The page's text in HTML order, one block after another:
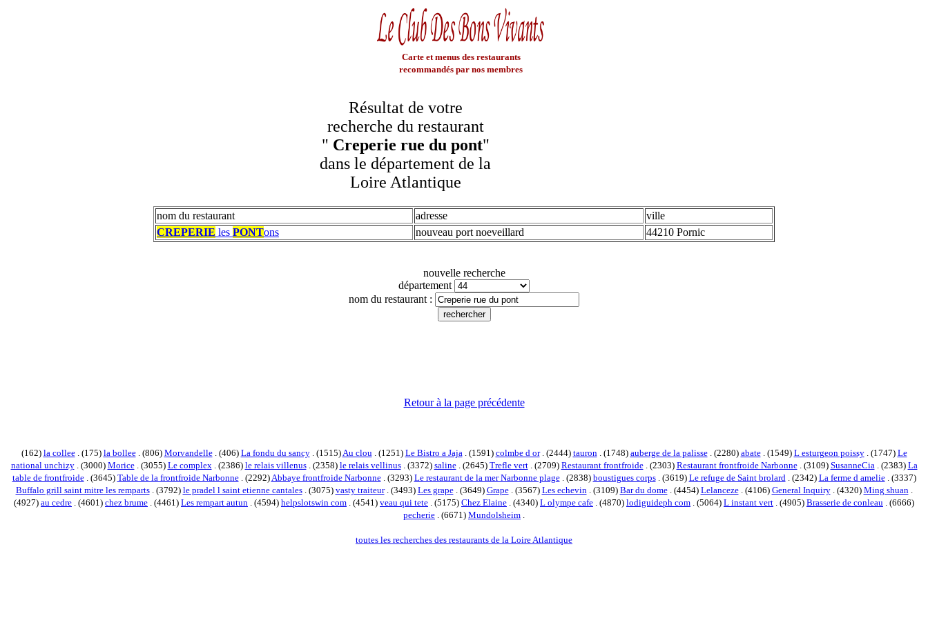
Carte et menus des restaurants
recommandés par nos membres
Résultat de votre
recherche du restaurant
" Creperie rue du pont"
dans le département de la
Loire Atlantique
nom du restaurant adresse
ville
CREPERIE les PONTons nouveau port noeveillard 44210 Pornic
nouvelle recherche
département
nom du restaurant :
Retour à la page précédente
(162) la collee. (175) la bollee. (806) Morvandelle. (406) La fondu du sancy. (1515)Au clou. (1251) Le Bistro a Jaja. (1591) colmbe d or. (2444) tauron. (1748) auberge de la palisse. (2280) abate. (1549) L esturgeon poissy. (1747) Le
national unchizy. (3000) Morice. (3055) Le complex. (2386) le relais villenus. (2358) le relais vellinus. (3372) saline. (2645) Trefle vert. (2709) Restaurant frontfroide. (2303) Restaurant frontfroide Narbonne. (3109) SusanneCia. (2383) La
table de frontfroide. (3645) Table de la frontfroide Narbonne. (2292)Abbaye frontfroide Narbonne. (3293) Le restaurant de la mer Narbonne plage. (2838) boustigues corps. (3619) Le refuge de Saint brolard. (2342) La ferme d amelie. (3337)
Buffalo grill saint mitre les remparts. (3792) le pradel l saint etienne cantales. (3075) vasty traiteur. (3493) Les grape. (3649) Grape. (3567) Les echevin. (3109) Bar du dome. (4454) Lelanceze. (4106) General Inquiry. (4320) Ming shuan.
(4927) au cedre . (4601) chez brume . (4461) Les rempart autun . (4594) helpslotswin com . (4541) veau qui tete . (5175) Chez Elaine . (4340) L olympe cafe . (4870) lodiguideph com . (5064) L instant vert . (4905) Brasserie de conleau . (6666)
pecherie . (6671) Mundolsheim .
toutes les recherches des restaurants de la Loire Atlantique